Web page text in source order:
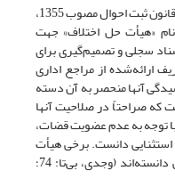
با توجه به ماده 3 (اصلاحی 18/10/1363) قانون ثبت احوال مصوب 1355،
«هیأت حل اختلاف» جهت
سجلی و تصمیم‌گیری برای
ارائه‌شده از مراجع اداری
آنها منحصر به آن دسته
که صراحتاً در صلاحیت آنها
باشد (شمس، 1384: 1/14) و با توجه به عدم عضویت قضات،
دانست. برخی هیأت
حل اختلاف را مرجعی شبه محاکم قضایی دانسته‌اند (وجدی، بی‌تا: 74؛